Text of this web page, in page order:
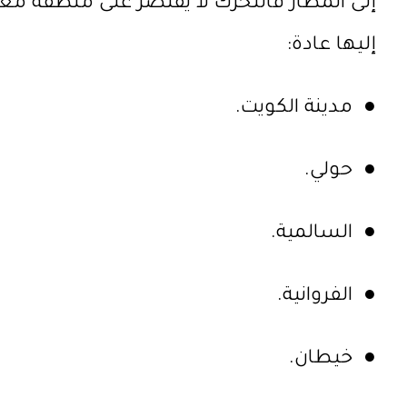
إليها عادة:
● مدينة الكويت.
● حولي.
● السالمية.
● الفروانية.
● خيطان.